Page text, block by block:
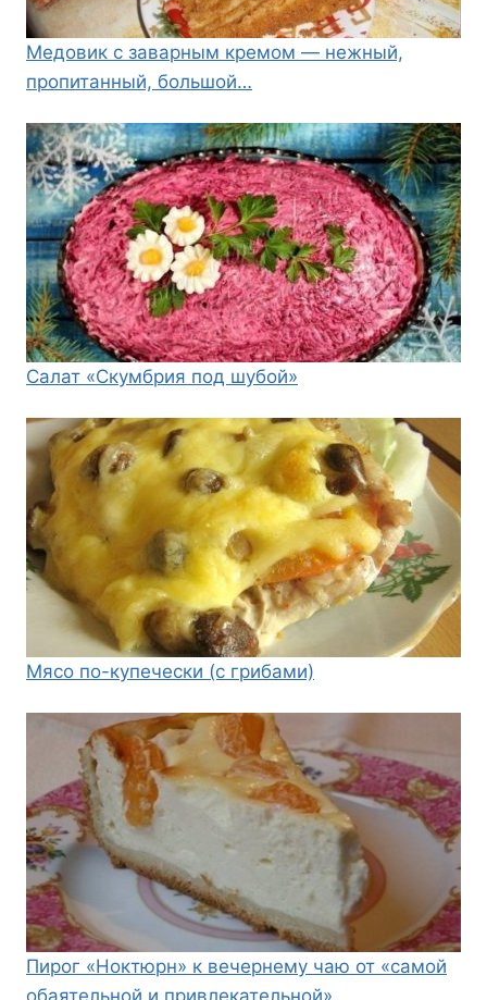
Медовик с заварным кремом — нежный,
пропитанный, большой…
Салат «Скумбрия под шубой»
Мясо по-купечески (с грибами)
Пирог «Ноктюрн» к вечернему чаю от «самой
обаятельной и привлекательной»…